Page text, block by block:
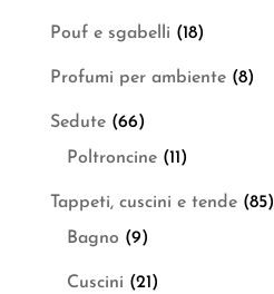
Pouf e sgabelli (18)
Profumi per ambiente (8)
Sedute (66)
Poltroncine (11)
Tappeti, cuscini e tende (85)
Bagno (9)
Cuscini (21)